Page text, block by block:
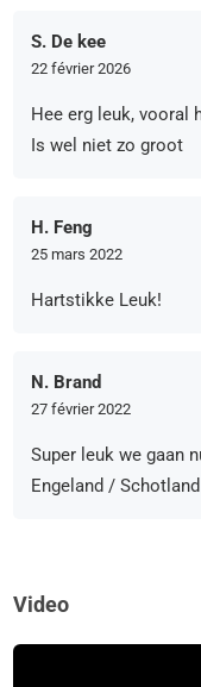
S. De kee
22 février 2026
Hee erg leuk, vooral
Is wel niet zo groot
H. Feng
25 mars 2022
Hartstikke Leuk!
N. Brand
27 février 2022
Super leuk we gaan
Engeland / Schotland
Video